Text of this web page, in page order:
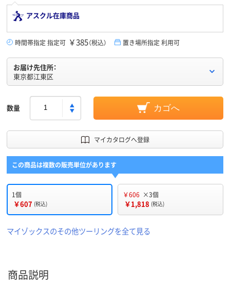
アスクル在庫商品
時間帯指定 指定可 ￥385（税込） 置き場所指定 利用可
お届け先住所：
東京都江東区
数量 カゴへ
マイカタログへ登録
この商品は複数の販売単位があります
1個
￥607 (税込)
￥606 ×3個
￥1,818 (税込)
マイゾックスのその他ツーリングを全て見る
商品説明